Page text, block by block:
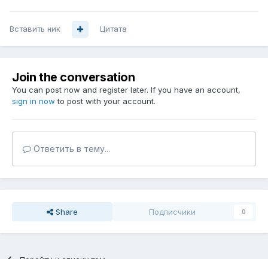
Вставить ник Цитата
Join the conversation
You can post now and register later. If you have an account,
sign in now to post with your account.
Ответить в тему...
Share Подписчики 0